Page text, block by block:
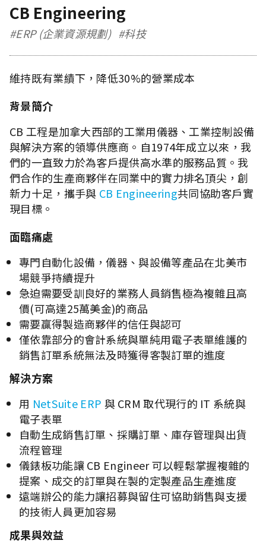
CB Engineering
#ERP (企業資源規劃) #科技
維持既有業績下，降低30%的營業成本
背景簡介
CB 工程是加拿大西部的工業用儀器、工業控制設備
與解決方案的領導供應商。自1974年成立以來，我
們的一直致力於為客戶提供高水準的服務品質。我
們合作的生產商夥伴在同業中的實力排名頂尖，創
新力十足，攜手與 CB Engineering共同協助客戶實
現目標。
面臨痛處
專門自動化設備，儀器、與設備等產品在北美市
場競爭持續提升
急迫需要受訓良好的業務人員銷售極為複雜且高
價(可高達25萬美金)的商品
需要贏得製造商夥伴的信任與認可
僅依靠部分的會計系統與單純用電子表單維護的
銷售訂單系統無法及時獲得客製訂單的進度
解決方案
用 NetSuite ERP 與 CRM 取代現行的 IT 系統與
電子表單
自動生成銷售訂單、採購訂單、庫存管理與出貨
流程管理
儀錶板功能讓 CB Engineer 可以輕鬆掌握複雜的
提案、成交的訂單與在製的定製產品生產進度
遠端辦公的能力讓招募與留住可協助銷售與支援
的技術人員更加容易
成果與效益